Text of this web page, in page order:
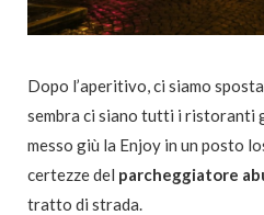
Dopo l’aperitivo, ci siamo
sembra ci siano tutti i ristoranti
messo giù la Enjoy in un posto
certezze del parcheggiatore
tratto di strada.